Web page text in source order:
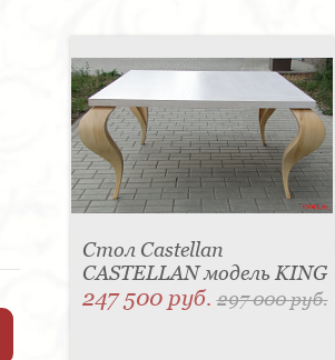
Стол Castellan
CASTELLAN модель KING
247 500 руб.297 000 руб.